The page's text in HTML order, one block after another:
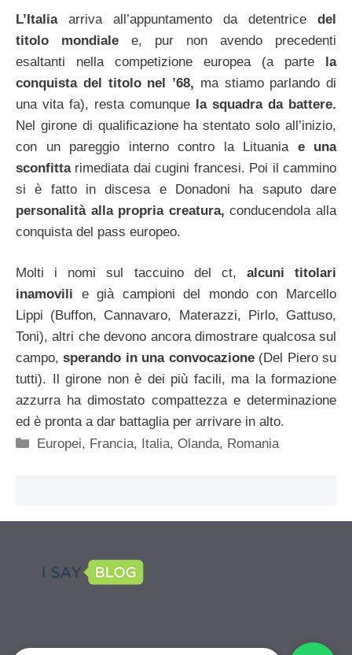
L’Italiaarriva all’appuntamento da detentrice del
titolo mondiale e, pur non avendo precedenti
esaltanti nella competizione europea (a parte la
conquista del titolo nel ’68, ma stiamo parlando di
una vita fa), resta comunque la squadra da battere.
Nel girone di qualificazione ha stentato solo all’inizio,
con un pareggio interno contro la Lituania e una
sconfitta rimediata dai cugini francesi. Poi il cammino
si è fatto in discesa e Donadoni ha saputo dare
personalità alla propria creatura, conducendola alla
conquista del pass europeo.
Molti i nomi sul taccuino del ct, alcuni titolari
inamovili e già campioni del mondo con Marcello
Lippi (Buffon, Cannavaro, Materazzi, Pirlo, Gattuso,
Toni), altri che devono ancora dimostrare qualcosa sul
campo,sperando in una convocazione (Del Piero su
tutti). Il girone non è dei più facili, ma la formazione
azzurra ha dimostato compattezza e determinazione
ed è pronta a dar battaglia per arrivare in alto.
Categorie
Europei, Francia, Italia,Olanda, Romania